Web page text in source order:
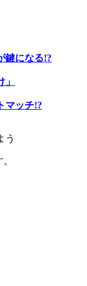
鍵になる!?
マッチ!?
う